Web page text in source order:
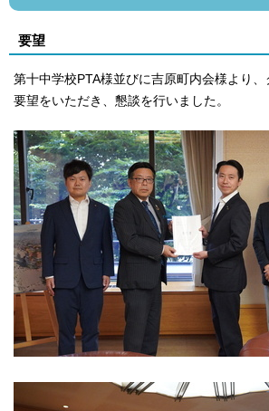
要望
第十中学校PTA様並びに吉原町内会様より
要望をいただき、懇談を行いました。